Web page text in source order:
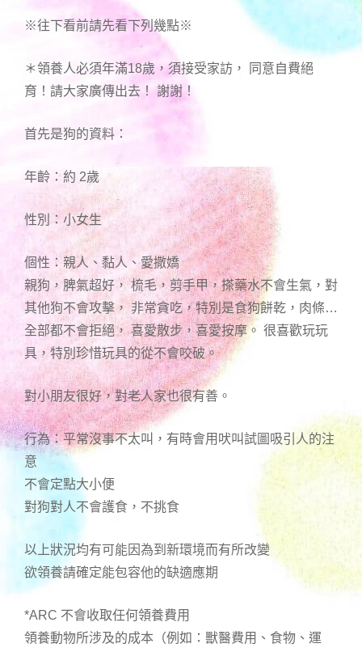
※往下看前請先看下列幾點※
＊領養人必須年滿18歲，須接受家訪， 同意自費絕
育！請大家廣傳出去！ 謝謝！
首先是狗的資料：
年齡：約 2歲
性別：小女生
個性：親人、黏人、愛撒嬌
親狗，脾氣超好， 梳毛，剪手甲，搽藥水不會生氣，對
其他狗不會攻擊， 非常貪吃，特別是食狗餅乾，肉條…
全部都不會拒絕， 喜愛散步，喜愛按摩。 很喜歡玩玩
具，特別珍惜玩具的從不會咬破。
對小朋友很好，對老人家也很有善。
行為：平常沒事不太叫，有時會用吠叫試圖吸引人的注
意
不會定點大小便
對狗對人不會護食，不挑食
以上狀況均有可能因為到新環境而有所改變
欲領養請確定能包容他的缺適應期
*ARC 不會收取任何領養費用
領養動物所涉及的成本（例如：獸醫費用、食物、運